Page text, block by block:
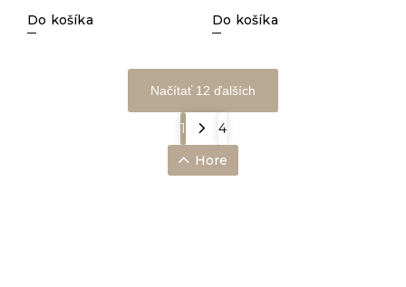
Do košíka Do košíka
Načítať 12 ďalších
1
4
Hore